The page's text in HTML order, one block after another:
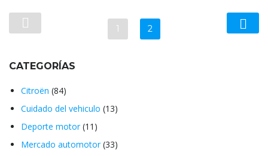
1 2
CATEGORÍAS
Citroën (84)
Cuidado del vehiculo (13)
Deporte motor(11)
Mercado automotor(33)